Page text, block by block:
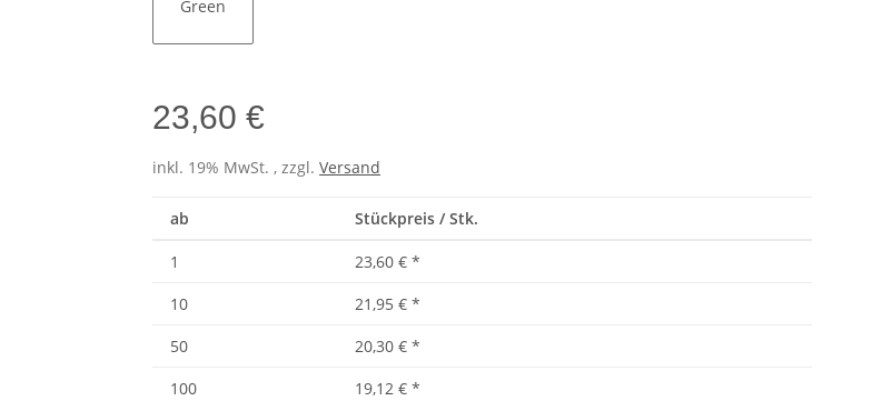
23,60 €
inkl. 19% MwSt. , zzgl. Versand
ab Stückpreis / Stk.
1 23,60 € *
10
21,95 € *
50
20,30 € *
100
19,12 € *